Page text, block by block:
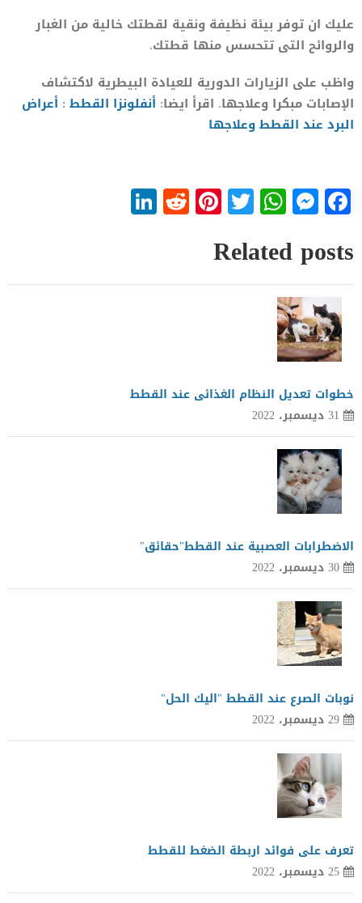
عليك ان توفر بيئة نظيفة ونقية لقطتك خالية من الغبار
والروائح التى تتحسس منها قطتك.
واظب على الزيارات الدورية للعيادة البيطرية لاكتشاف
الإصابات مبكرا وعلاجها. اقرأ ايضا: أنفلونزا القطط : أعراض
البرد عند القطط وعلاجها
Facebook
Messenger
WhatsApp
Twitter
Pinterest
Reddit
Related posts
خطوات تعديل النظام الغذائى عند القطط
31 ديسمبر، 2022
الاضطرابات العصبية عند القطط"حقائق"
30 ديسمبر، 2022
نوبات الصرع عند القطط "اليك الحل"
29 ديسمبر، 2022
تعرف على فوائد اربطة الضغط للقطط
25 ديسمبر، 2022